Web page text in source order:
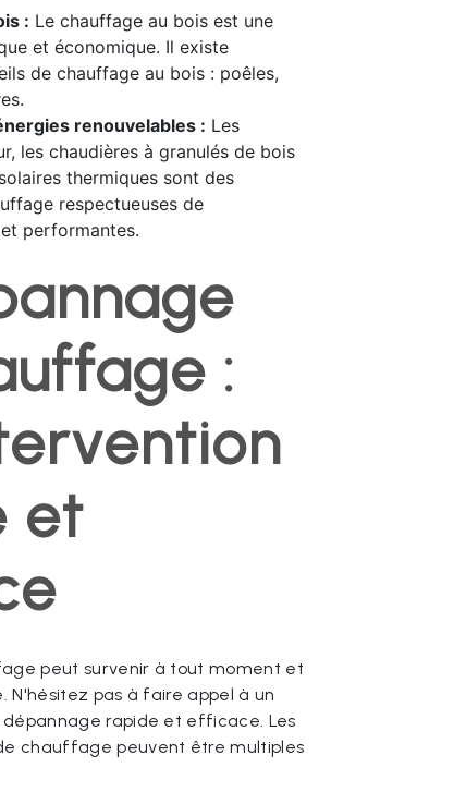
: Le chauffage au bois est une
et économique. Il existe
de chauffage au bois : poêles,
renouvelables : Les
les chaudières à granulés de bois
thermiques sont des
respectueuses de
performantes.
:
et
peut survenir à tout moment et
N'hésitez pas à faire appel à un
dépannage rapide et efficace. Les
chauffage peuvent être multiples